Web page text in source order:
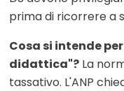
prima di ricorrere a
Cosa si intende
didattica"? La
tassativo. L'ANP